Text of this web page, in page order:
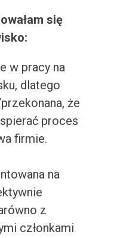
się
w pracy na
dlatego
że
proces
firmie.
na
z
członkami